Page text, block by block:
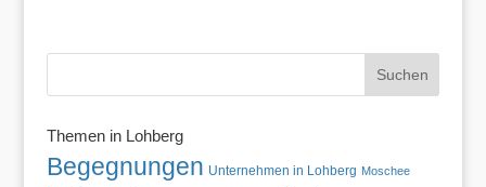
Themen in Lohberg
Begegnungen Unternehmen in Lohberg Moschee